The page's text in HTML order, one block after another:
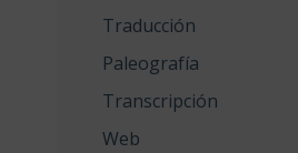
Traducción
Paleografía
Transcripción
Web